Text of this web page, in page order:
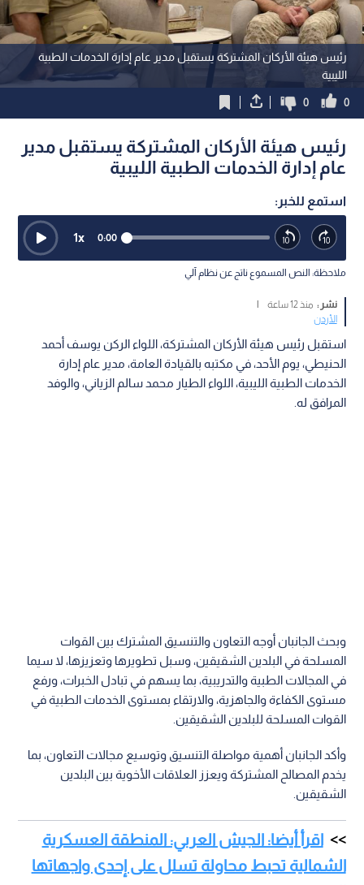
رئيس هيئة الأركان المشتركة يستقبل مدير عام إدارة الخدمات الطبية
الليبية
0
0
رئيس هيئة الأركان المشتركة يستقبل مدير
عام إدارة الخدمات الطبية الليبية
استمع للخبر:
0:00
1x
ملاحظة: النص المسموع ناتج عن نظام آلي
نشر : منذ 12 ساعة
|
الأردن
استقبل رئيس هيئة الأركان المشتركة، اللواء الركن يوسف أحمد
الحنيطي، يوم الأحد، في مكتبه بالقيادة العامة، مدير عام إدارة
الخدمات الطبية الليبية، اللواء الطيار محمد سالم الزياني، والوفد
المرافق له.
وبحث الجانبان أوجه التعاون والتنسيق المشترك بين القوات
المسلحة في البلدين الشقيقين، وسبل تطويرها وتعزيزها، لا سيما
في المجالات الطبية والتدريبية، بما يسهم في تبادل الخبرات، ورفع
مستوى الكفاءة والجاهزية، والارتقاء بمستوى الخدمات الطبية في
القوات المسلحة للبلدين الشقيقين.
وأكد الجانبان أهمية مواصلة التنسيق وتوسيع مجالات التعاون، بما
يخدم المصالح المشتركة ويعزز العلاقات الأخوية بين البلدين
الشقيقين.
اقرأ أيضا: الجيش العربي: المنطقة العسكرية
الشمالية تحبط محاولة تسلل على إحدى واجهاتها